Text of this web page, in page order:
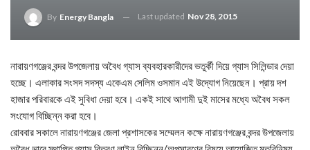
By Energy Bangla Last updated Nov 28, 2015
নারায়ণগঞ্জের বন্দর উপজেলায় অবৈধ গ্যাস ব্যবহারকারীদের ভতুর্কী দিয়ে গ্যাস সিলিন্ডার দেয়া
হচ্ছে। এলাকার সংসদ সদস্য একেএম সেলিম ওসমান এই উদ্যোগ নিয়েছেন। প্রায় দশ
হাজার পরিবারকে এই সুবিধা দেয়া হবে। একই সাথে আগামী দুই মাসের মধ্যে অবৈধ সকল
সংযোগ বিচ্ছিন্ন করা হবে।
রোববার সকালে নারায়ণগঞ্জের জেলা প্রশাসকের সম্মেলন কক্ষে নারায়ণগঞ্জের বন্দর উপজেলায়